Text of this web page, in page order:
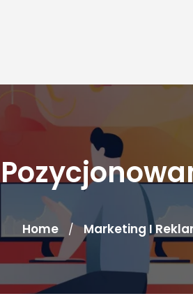
Home / Marketing I